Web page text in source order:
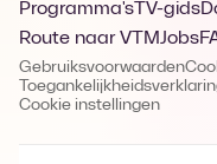
Programma's TV-gids
Route naar VTMJobs
Gebruiksvoorwaarden
Cookie instellingen